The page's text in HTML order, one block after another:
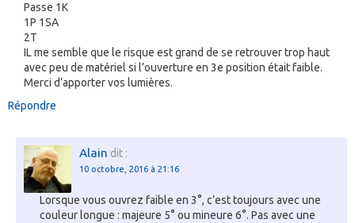
Passe 1K
1P 1SA
2T
IL me semble que le risque est grand de se retrouver trop haut
avec peu de matériel si l’ouverture en 3e position était faible.
Merci d’apporter vos lumières.
Répondre
Alain dit :
10 octobre, 2016 à 21:16
Lorsque vous ouvrez faible en 3°, c’est toujours avec une
couleur longue : majeure 5° ou mineure 6°. Pas avec une